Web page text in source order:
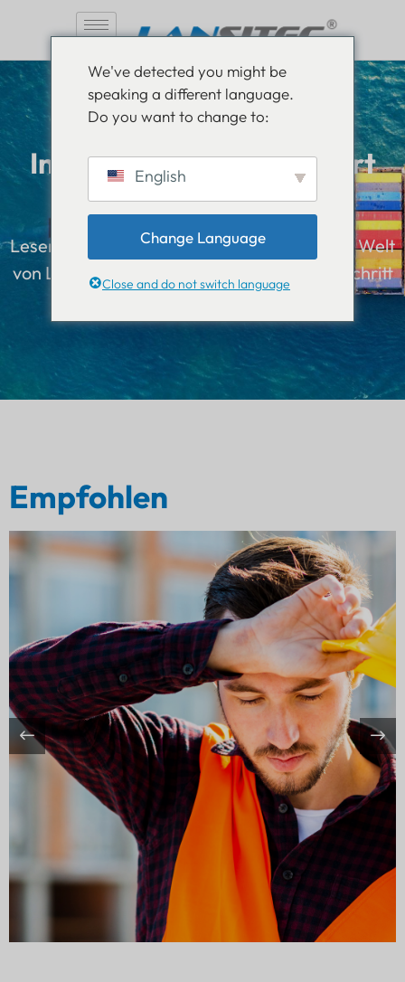
Inhalt
springen
Informiert sein, informiert
bleiben
Lesen Sie alles über die Neuigkeiten aus der Welt
von Lansitec und bleiben Sie immer einen Schritt
Empfohlen
We've detected you might be
speaking a different language.
Do you want to change to:
English
Change Language
Close and do not switch language